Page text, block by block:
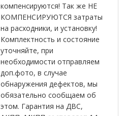
компенсируются! Так же НЕ
КОМПЕНСИРУЮТСЯ затраты
на расходники, и установку!
Комплектность и состояние
уточняйте, при
необходимости отправляем
доп.фото, в случае
обнаружения дефектов, мы
обязательно сообщаем об
этом. Гарантия на ДВС,